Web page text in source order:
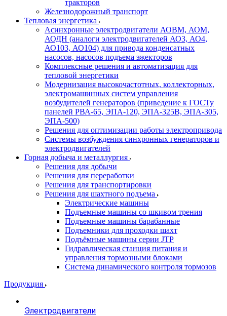
тракторов
Железнодорожный транспорт
Тепловая энергетика
Асинхронные электродвигатели АОВМ, АОМ,
АОДН (аналоги электродвигателей АО3, АО4,
АО103, АО104) для привода конденсатных
насосов, насосов подъема эжекторов
Комплексные решения и автоматизация для
тепловой энергетики
Модернизация высокочастотных, коллекторных,
электромашинных систем управления
возбудителей генераторов (приведение к ГОСТу
панелей РВА-65, ЭПА-120, ЭПА-325В, ЭПА-305,
ЭПА-500)
Решения для оптимизации работы электропривода
Системы возбуждения синхронных генераторов и
электродвигателей
Горная добыча и металлургия
Решения для добычи
Решения для переработки
Решения для транспортировки
Решения для шахтного подъема
Электрические машины
Подъемные машины со шкивом трения
Подъемные машины барабанные
Подъемники для проходки шахт
Подъёмные машины серии JTP
Гидравлическая станция питания и
управления тормозными блоками
Система динамического контроля тормозов
Продукция
Электродвигатели